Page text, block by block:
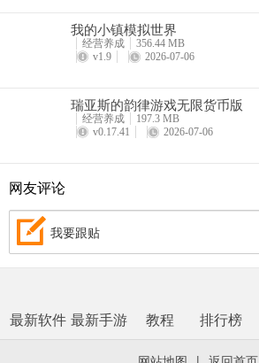
我的小镇模拟世界
经营养成
356.44 MB
v1.9
2026-07-06
瑞亚斯的韵律游戏无限货币版
经营养成
197.3 MB
v0.17.41
2026-07-06
网友评论
我要跟贴
最新软件 最新手游 教程 排行榜